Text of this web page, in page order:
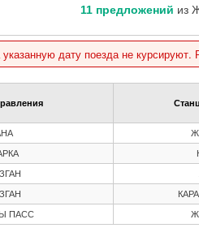
11 предложений из
дату поезда не курсируют.
ПАСС